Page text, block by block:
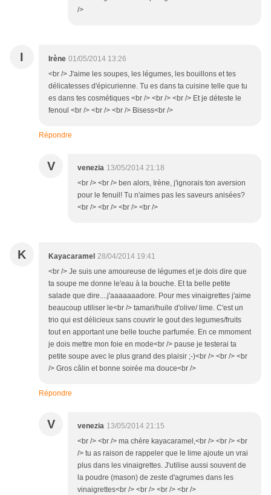
/>
I Irène 01/05/2014 13:26
<br /> J'aime les soupes, les légumes, les bouillons et tes
délicatesses d'épicurienne. Tu es dans ta cuisine telle que tu
es dans tes cosmétiques <br /> <br /> <br /> Et je déteste le
fenoul <br /> <br /> <br /> Bisess<br />
Répondre
V venezia 13/05/2014 21:18
<br /> <br /> ben alors, Irène, j'ignorais ton aversion
pour le fenuil! Tu n'aimes pas les saveurs anisées?
<br /> <br /> <br /> <br />
K Kayacaramel 28/04/2014 19:41
<br /> Je suis une amoureuse de légumes et je dois dire que
ta soupe me donne le'eau à la bouche. Et ta belle petite
salade que dire....j'aaaaaaadore. Pour mes vinaigrettes j'aime
beaucoup utiliser le<br /> tamari/huile d'olive/ lime. C'est un
trio qui est délicieux sans couvrir le gout des legumes/fruits
tout en apportant une belle touche parfumée. En ce mmoment
je dois mettre mon foie en mode<br /> pause je testerai ta
petite soupe avec le plus grand des plaisir ;-)<br /> <br /> <br
/> Gros câlin et bonne soirée ma douce<br />
Répondre
V venezia 13/05/2014 21:15
<br /> <br /> ma chère kayacaramel,<br /> <br /> <br
/> tu as raison de rappeler que le lime ajoute un vrai
plus dans les vinaigrettes. J'utilise aussi souvent de
la poudre (mason) de zeste d'agrumes dans les
vinaigrettes<br /> <br /> <br /> <br />